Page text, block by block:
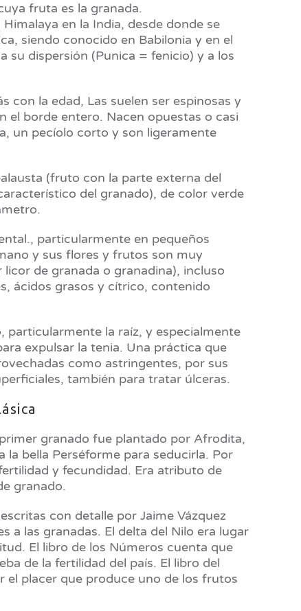
fruta es la granada.
en la India, desde donde se
siendo conocido en Babilonia y en el
su dispersión (Punica = fenicio) y a los
con la edad, Las suelen ser espinosas y
el borde entero. Nacen opuestas o casi
un pecíolo corto y son ligeramente
(fruto con la parte externa del
del granado), de color verde
particularmente en pequeños
y sus flores y frutos son muy
de granada o granadina), incluso
ácidos grasos y cítrico, contenido
particularmente la raíz, y especialmente
expulsar la tenia. Una práctica que
como astringentes, por sus
también para tratar úlceras.
granado fue plantado por Afrodita,
bella Perséforme para seducirla. Por
y fecundidad. Era atributo de
granado.
con detalle por Jaime Vázquez
a las granadas. El delta del Nilo era lugar
El libro de los Números cuenta que
de la fertilidad del país. El libro del
el placer que produce uno de los frutos